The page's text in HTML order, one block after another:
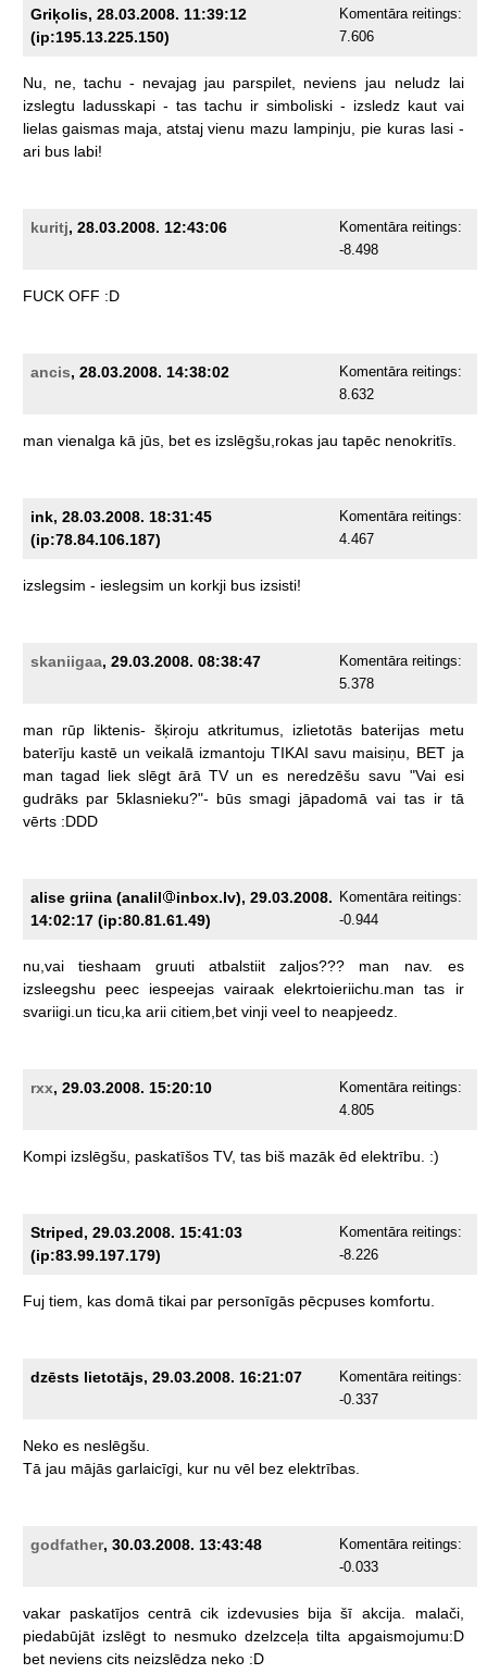
Griķolis, 28.03.2008. 11:39:12
(ip:195.13.225.150)
Komentāra reitings:
7.606
Nu, ne, tachu - nevajag jau parspilet, neviens jau neludz lai
izslegtu ladusskapi - tas tachu ir simboliski - izsledz kaut vai
lielas gaismas maja, atstaj vienu mazu lampinju, pie kuras lasi -
ari bus labi!
kuritj, 28.03.2008. 12:43:06
Komentāra reitings:
-8.498
FUCK OFF :D
ancis, 28.03.2008. 14:38:02
Komentāra reitings:
8.632
man vienalga kā jūs, bet es izslēgšu,rokas jau tapēc nenokritīs.
ink, 28.03.2008. 18:31:45
(ip:78.84.106.187)
Komentāra reitings:
4.467
izslegsim - ieslegsim un korkji bus izsisti!
skaniigaa, 29.03.2008. 08:38:47
Komentāra reitings:
5.378
man rūp liktenis- šķiroju atkritumus, izlietotās baterijas
metu
baterīju kastē un veikalā izmantoju TIKAI savu maisiņu, BET ja
man tagad liek slēgt ārā TV un es neredzēšu savu "Vai esi
gudrāks par 5klasnieku?"- būs smagi jāpadomā vai tas ir tā
vērts :DDD
alise griina (analil
inbox.lv), 29.03.2008.
14:02:17 (ip:80.81.61.49)
Komentāra reitings:
-0.944
nu,vai tieshaam gruuti atbalstiit zaljos??? man nav.
es
izsleegshu
peec iespeejas vairaak elekrtoieriichu.man tas
ir
svariigi.un ticu,ka arii citiem,bet vinji veel to neapjeedz.
rxx, 29.03.2008. 15:20:10
Komentāra reitings:
4.805
Kompi izslēgšu, paskatīšos TV, tas biš mazāk ēd elektrību. :)
Striped, 29.03.2008. 15:41:03
(ip:83.99.197.179)
Komentāra reitings:
-8.226
Fuj tiem, kas domā tikai par personīgās pēcpuses komfortu.
dzēsts lietotājs, 29.03.2008. 16:21:07
Komentāra reitings:
-0.337
Neko es neslēgšu.
Tā jau mājās garlaicīgi, kur nu vēl bez elektrības.
godfather, 30.03.2008. 13:43:48
Komentāra reitings:
-0.033
vakar paskatījos centrā cik izdevusies bija šī akcija.
malači,
piedabūjāt izslēgt to nesmuko dzelzceļa tilta apgaismojumu:D
bet neviens cits neizslēdza neko :D